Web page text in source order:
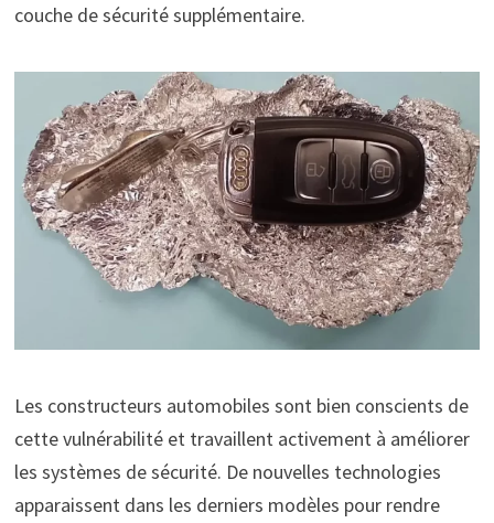
couche de sécurité supplémentaire.
Les constructeurs automobiles sont bien conscients de
cette vulnérabilité et travaillent activement à améliorer
les systèmes de sécurité. De nouvelles technologies
apparaissent dans les derniers modèles pour rendre